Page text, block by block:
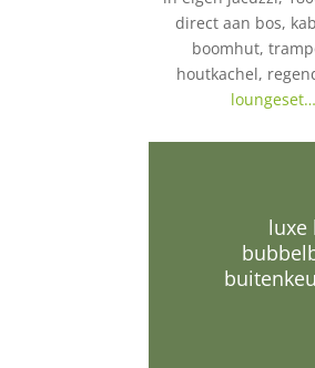
direct aan bos,
boomhut,
houtkachel,
loungeset…
luxe